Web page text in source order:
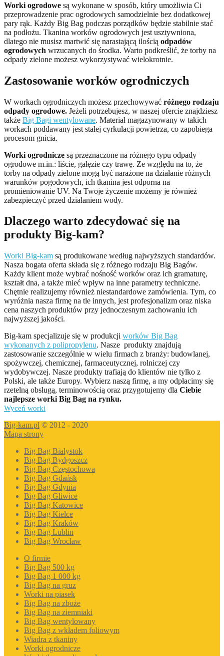
Worki ogrodowe są wykonane w sposób, który umożliwia Ci
przeprowadzenie prac ogrodowych samodzielnie bez dodatkowej
pary rąk. Każdy Big Bag podczas porządków będzie stabilnie stać
na podłożu. Tkanina worków ogrodowych jest usztywniona,
dlatego nie musisz martwić się narastającą ilością odpadów
ogrodowych wrzucanych do środka. Warto podkreślić, że torby na
odpady zielone możesz wykorzystywać wielokrotnie.
Zastosowanie worków ogrodniczych
W workach ogrodniczych możesz przechowywać różnego rodzaju
odpady ogrodowe. Jeżeli potrzebujesz, w naszej ofercie znajdziesz
także Big Bagi wentylowane. Materiał magazynowany w takich
workach poddawany jest stałej cyrkulacji powietrza, co zapobiega
procesom gnicia.
Worki ogrodnicze są przeznaczone na różnego typu odpady
ogrodowe m.in.: liście, gałęzie czy trawę. Ze względu na to, że
torby na odpady zielone mogą być narażone na działanie różnych
warunków pogodowych, ich tkanina jest odporna na
promieniowanie UV. Na Twoje życzenie możemy je również
zabezpieczyć przed działaniem wody.
Dlaczego warto zdecydować się na
produkty Big-kam?
Worki Big-kam są produkowane według najwyższych standardów.
Nasza bogata oferta składa się z różnego rodzaju Big Bagów.
Każdy klient może wybrać nośność worków oraz ich gramaturę,
kształt dna, a także mieć wpływ na inne parametry techniczne.
Chętnie realizujemy również niestandardowe zamówienia. Tym, co
wyróżnia nasza firmę na tle innych, jest profesjonalizm oraz niska
cena naszych produktów przy jednoczesnym zachowaniu ich
najwyższej jakości.
Big-kam specjalizuje się w produkcji worków Big Bag
wykonanych z polipropylenu. Nasze produkty znajdują
zastosowanie szczególnie w wielu firmach z branży: budowlanej,
spożywczej, chemicznej, farmaceutycznej, rolniczej czy
wydobywczej. Nasze produkty trafiają do klientów nie tylko z
Polski, ale także Europy. Wybierz naszą firmę, a my odpłacimy się
rzetelną obsługą, terminowością oraz przygotujemy dla Ciebie
najlepsze worki Big Bag na rynku.
Wyceń worki
Big-kam.pl © 2012 - 2020
Mapa strony
Big Bag Białystok
Big Bag Bydgoszcz
Big Bag Częstochowa
Big Bag Gdańsk
Big Bag Gdynia
Big Bag Gliwice
Big Bag Katowice
Big Bag Kielce
Big Bag Kraków
Big Bag Lublin
Big Bag Wrocław
O firmie
Big Bag 500 kg
Big Bag 1 000 kg
Big Bag na gruz
Worki na piasek
Big Bag na zboże
Big Bag na ziemniaki
Big Bag wentylowany
Big Bag z wkładem foliowym
Wiadra z tkaniny
Worki ogrodnicze